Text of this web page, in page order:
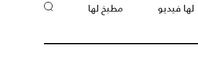
لها فيديو مطبخ لها